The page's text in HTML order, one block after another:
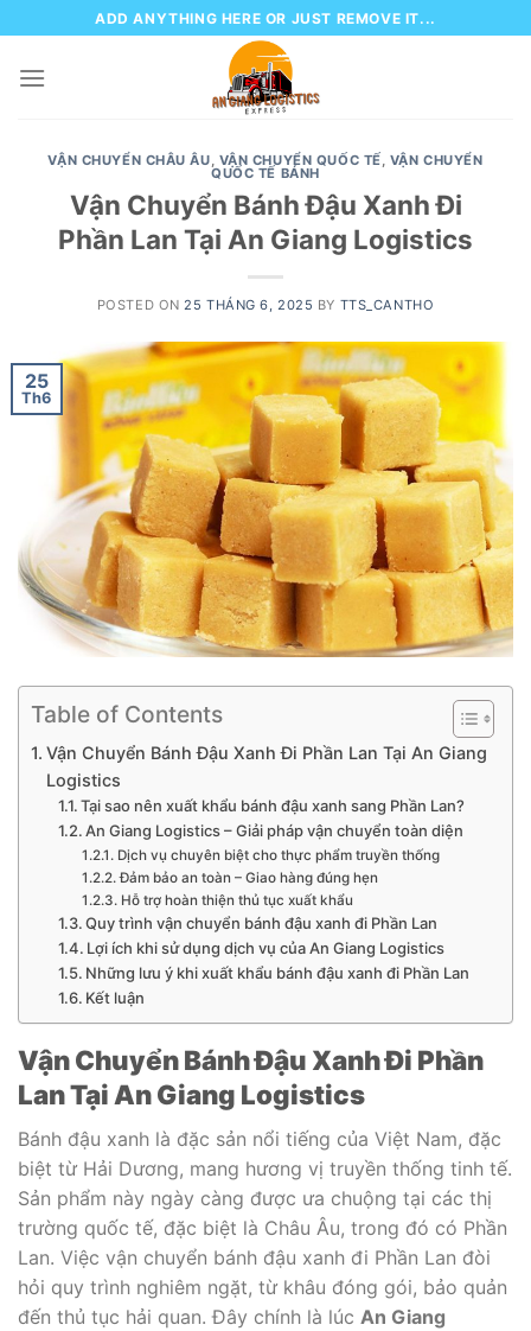
to
content
ADD ANYTHING HERE OR JUST REMOVE IT...
VẬN CHUYỂN CHÂU ÂU, VẬN CHUYỂN QUỐC TẾ, VẬN CHUYỂN
QUỐC TẾ BÁNH
Vận Chuyển Bánh Đậu Xanh Đi
Phần Lan Tại An Giang Logistics
POSTED ON 25 THÁNG 6, 2025 BY TTS_CANTHO
25
Th6
Table of Contents
Vận Chuyển Bánh Đậu Xanh Đi Phần Lan Tại An Giang
Logistics
Tại sao nên xuất khẩu bánh đậu xanh sang Phần Lan?
An Giang Logistics – Giải pháp vận chuyển toàn diện
Dịch vụ chuyên biệt cho thực phẩm truyền thống
Đảm bảo an toàn – Giao hàng đúng hẹn
Hỗ trợ hoàn thiện thủ tục xuất khẩu
Quy trình vận chuyển bánh đậu xanh đi Phần Lan
Lợi ích khi sử dụng dịch vụ của An Giang Logistics
Những lưu ý khi xuất khẩu bánh đậu xanh đi Phần Lan
Kết luận
Vận Chuyển Bánh Đậu Xanh Đi Phần
Lan Tại An Giang Logistics
Bánh đậu xanh là đặc sản nổi tiếng của Việt Nam, đặc
biệt từ Hải Dương, mang hương vị truyền thống tinh tế.
Sản phẩm này ngày càng được ưa chuộng tại các thị
trường quốc tế, đặc biệt là Châu Âu, trong đó có Phần
Lan. Việc vận chuyển bánh đậu xanh đi Phần Lan đòi
hỏi quy trình nghiêm ngặt, từ khâu đóng gói, bảo quản
đến thủ tục hải quan. Đây chính là lúc An Giang